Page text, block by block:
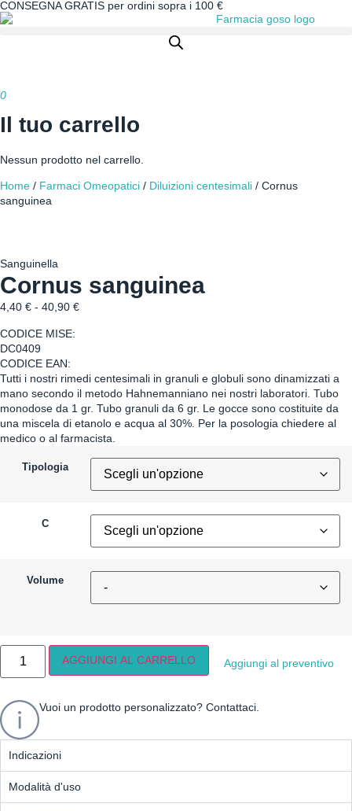
CONSEGNA GRATIS per ordini sopra i 100 €
0
Il tuo carrello
Nessun prodotto nel carrello.
Home / Farmaci Omeopatici / Diluizioni centesimali / Cornus
sanguinea
Sanguinella
Cornus sanguinea
4,40 € - 40,90 €
CODICE MISE:
DC0409
CODICE EAN:
Tutti i nostri rimedi centesimali in granuli e globuli sono dinamizzati a
mano secondo il metodo Hahnemanniano nei nostri laboratori. Tubo
monodose da 1 gr. Tubo granuli da 6 gr. Le gocce sono costituite da
una miscela di etanolo e acqua al 30%. Per la posologia chiedere al
medico o al farmacista.
Tipologia
C
Volume
AGGIUNGI AL CARRELLO Aggiungi al preventivo
Vuoi un prodotto personalizzato? Contattaci.
Indicazioni
Modalità d'uso